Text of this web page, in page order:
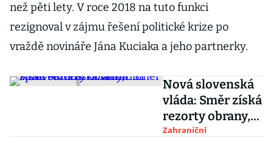
než pěti lety. V roce 2018 na tuto funkci
rezignoval v zájmu řešení politické krize po
vraždě novináře Jána Kuciaka a jeho partnerky.
Nová slovenská
vláda: Směr získá
rezorty obrany,
spravedlnosti i
Zahraniční